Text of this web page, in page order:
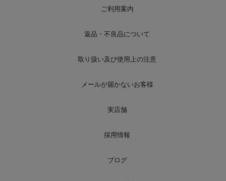
ご利用案内
返品・不良品について
取り扱い及び使用上の注意
メールが届かないお客様
実店舗
採用情報
ブログ